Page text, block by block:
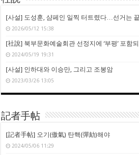
[사설] 도성훈, 샴페인 일찍 터트렸다…선거는
2026/05/12 15:38
[社說] 북부문화예술회관 선정지에 ‘부평’ 포함
2024/05/19 19:31
[사설] 인하대와 이승만, 그리고 조봉암
2023/03/26 13:05
記者手帖
[記者手帖] 오기(傲氣) 탄핵(彈劾)해야
2024/05/06 11:29